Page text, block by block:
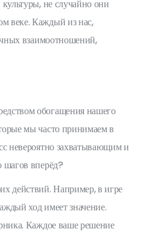
не случайно они
веке. Каждый из нас,
взаимоотношений,
обогащения нашего
мы часто принимаем в
невероятно захватывающим и
шагов вперёд?
действий. Например, в игре
ход имеет значение.
Каждое ваше решение